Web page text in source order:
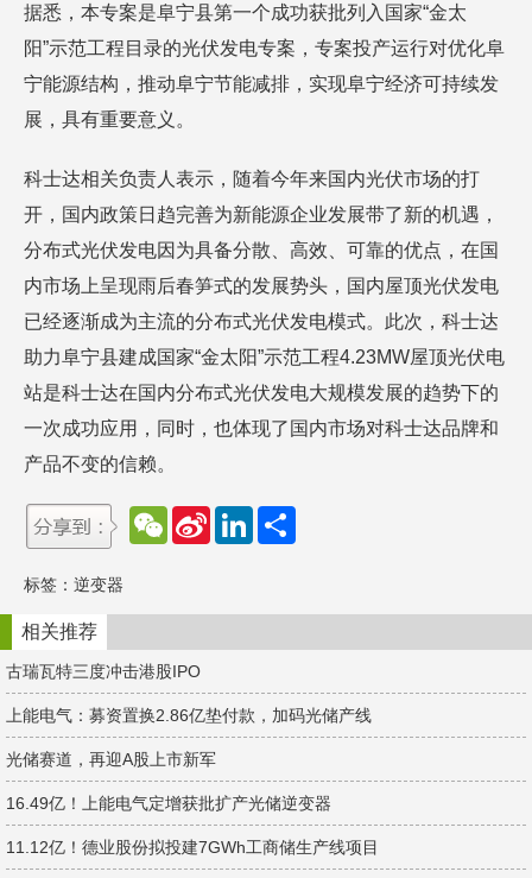
据悉，本专案是阜宁县第一个成功获批列入国家“金太
阳”示范工程目录的光伏发电专案，专案投产运行对优化阜
宁能源结构，推动阜宁节能减排，实现阜宁经济可持续发
展，具有重要意义。
科士达相关负责人表示，随着今年来国内光伏市场的打
开，国内政策日趋完善为新能源企业发展带了新的机遇，
分布式光伏发电因为具备分散、高效、可靠的优点，在国
内市场上呈现雨后春笋式的发展势头，国内屋顶光伏发电
已经逐渐成为主流的分布式光伏发电模式。此次，科士达
助力阜宁县建成国家“金太阳”示范工程4.23MW屋顶光伏电
站是科士达在国内分布式光伏发电大规模发展的趋势下的
一次成功应用，同时，也体现了国内市场对科士达品牌和
产品不变的信赖。
W
e
t
S
e
b
L
d
n
标签： 逆变器
相关推荐
古瑞瓦特三度冲击港股IPO
上能电气：募资置换2.86亿垫付款，加码光储产线
光储赛道，再迎A股上市新军
16.49亿！上能电气定增获批扩产光储逆变器
11.12亿！德业股份拟投建7GWh工商储生产线项目